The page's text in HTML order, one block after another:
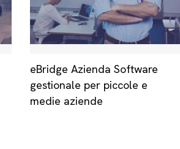
eBridge Azienda Software
gestionale per piccole e
medie aziende